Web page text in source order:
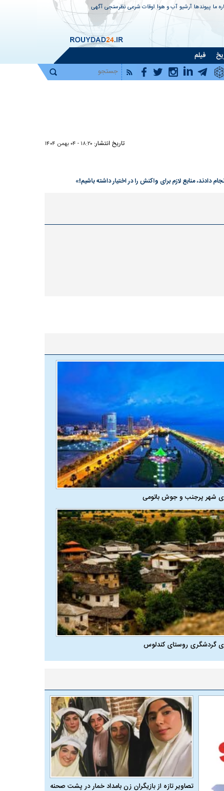
ما پیوندها آرشیو آب و هوا اوقات شرعی نظرسنجی آگهی
فیلم
تاریخ انتشار: ۱۸:۲۰ - ۰۴ بهمن ۱۴۰۴
منابع لازم برای واکنش را در اختیار داشته باشیم!»
شهر پرجنب و جوش باتومی
گردشگری روستای کندلوس
تصاویر تازه از بازیگران زن بامداد خمار در پشت صحنه